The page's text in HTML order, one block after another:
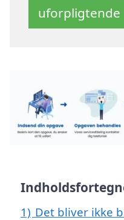
uforpligtende
1) Det bliver ikke